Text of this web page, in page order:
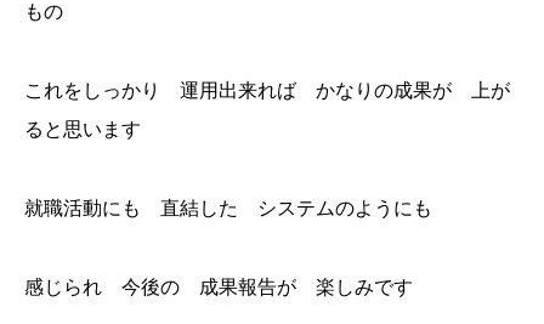
もの
これをしっかり 運用出来れば かなりの成果が 上が
ると思います
就職活動にも 直結した システムのようにも
感じられ 今後の 成果報告が 楽しみです